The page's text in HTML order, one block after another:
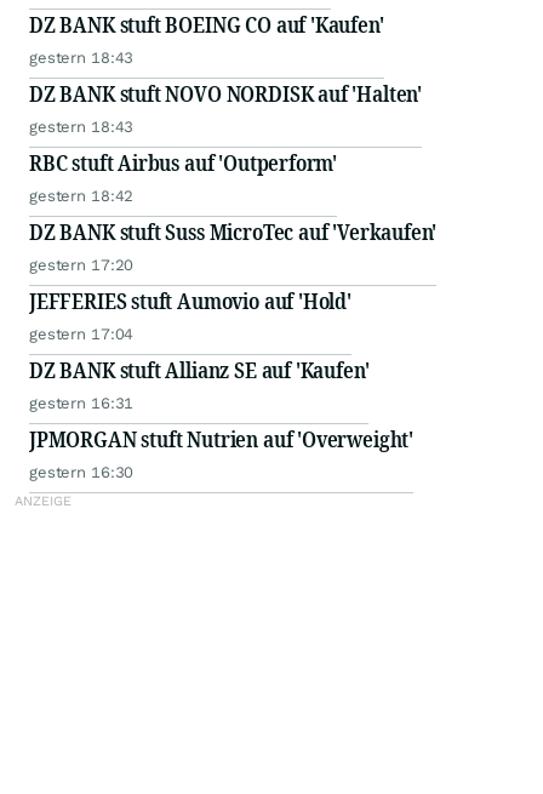
DZ BANK stuft BOEING CO auf 'Kaufen'
gestern 18:43
DZ BANK stuft NOVO NORDISK auf 'Halten'
gestern 18:43
RBC stuft Airbus auf 'Outperform'
gestern 18:42
DZ BANK stuft Suss MicroTec auf 'Verkaufen'
gestern 17:20
JEFFERIES stuft Aumovio auf 'Hold'
gestern 17:04
DZ BANK stuft Allianz SE auf 'Kaufen'
gestern 16:31
JPMORGAN stuft Nutrien auf 'Overweight'
gestern 16:30